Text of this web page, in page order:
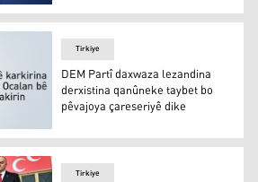
proseya aştiyê û statuya Ocalan
lezandina derxistina qanûneke
Tirkiye
DEM Partî daxwaza lezandina
derxistina qanûneke taybet bo
pêvajoya çareseriyê dike
Tirkiye